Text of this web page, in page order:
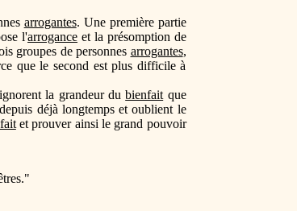
arrogantes. Une première partie
l'arrogance et la présomption de
groupes de personnes arrogantes,
que le second est plus difficile à
la grandeur dubienfait que
déjà longtemps et oublient le
et prouver ainsi le grand pouvoir